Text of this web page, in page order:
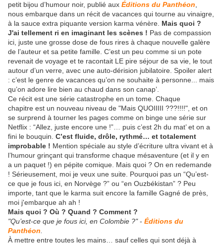
petit bijou d’humour noir, publié aux Éditions du Panthéon
nous embarque dans un récit de vacances qui tourne au vinaigre,
à la sauce extra piquante version karma vénère. Mais quoi ?
J'ai tellement ri en imaginant les scènes ! Pas de compassion
ici, juste une grosse dose de fous rires à chaque nouvelle galère
de l’auteur et sa petite famille. C’est un peu comme si un pote
revenait de voyage et te racontait LE pire séjour de sa vie, le tout
autour d’un verre, avec une auto-dérision jubilatoire. Spoiler alert
: c’est le genre de vacances qu’on ne souhaite à personne... mais
qu’on adore lire bien au chaud dans son canap’.
Ce récit est une série catastrophe en un tome. Chaque
chapitre est un nouveau niveau de "Mais QUOIIIII ???!!!!", et on
se surprend à tourner les pages comme on binge une série sur
Netflix : “Allez, juste encore une !”… puis c’est 2h du mat’ et on a
fini le bouquin. C’est fluide, drôle, rythmé… et totalement
improbable ! Mention spéciale au style d’écriture ultra vivant et à
l’humour grinçant qui transforme chaque mésaventure (et il y en
a un paquet !) en pépite comique. Mais quoi ? On en redemande
! Sérieusement, moi je veux une suite. Pourquoi pas un “Qu’est-
ce que je fous ici, en Norvège ?” ou “en Ouzbékistan” ? Peu
importe, tant que le karma suit encore la famille Gagné de près,
moi j'embarque ah ah !
Mais quoi ? Où ? Quand ? Comment ?
"Qu’est-ce que je fous ici, en Colombie ?"- Éditions du
Panthéon
À mettre entre toutes les mains… sauf celles qui sont déjà à